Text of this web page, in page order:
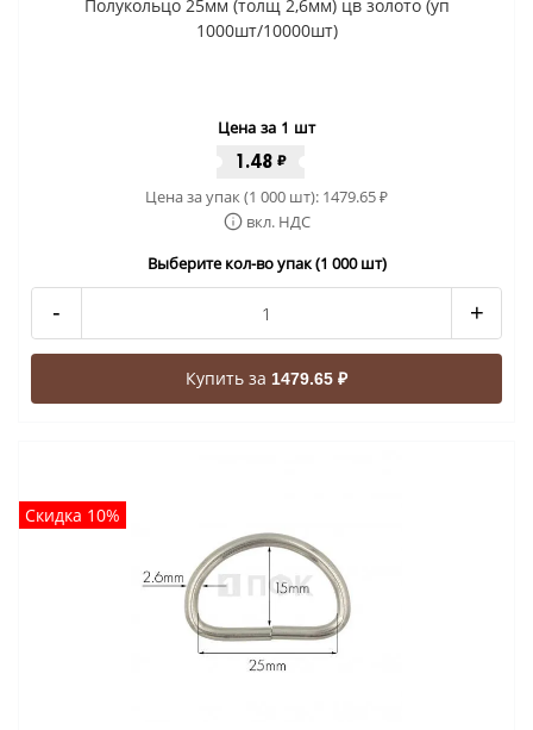
Полукольцо 25мм (толщ 2,6мм) цв золото (уп
1000шт/10000шт)
Цена за 1 шт
1.48 ₽
Цена за упак (1 000 шт): 1479.65₽
вкл. НДС
Выберите кол-во упак (1 000 шт)
- +
Купить за 1479.65 ₽
Скидка 10%